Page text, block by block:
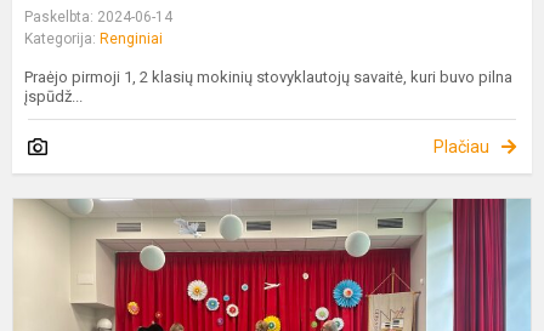
Paskelbta: 2024-06-14
Kategorija: Renginiai
Praėjo pirmoji 1, 2 klasių mokinių stovyklautojų savaitė, kuri buvo pilna
įspūdž...
Plačiau